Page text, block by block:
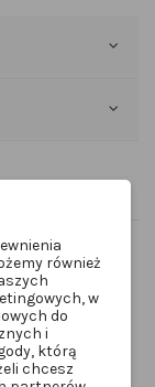
również
w
do
i
którą
chcesz